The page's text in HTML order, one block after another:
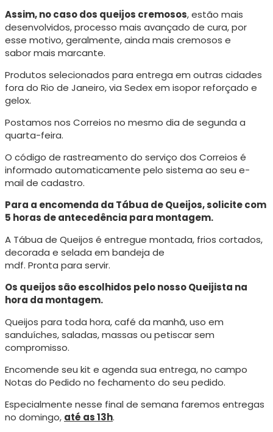
Assim, no caso dos queijos cremosos, estão mais
desenvolvidos, processo mais avançado de cura, por
esse motivo, geralmente, ainda mais cremosos e
sabor mais marcante.
Produtos selecionados para entrega em outras cidades
fora do Rio de Janeiro, via Sedex em isopor reforçado e
gelox.
Postamos nos Correios no mesmo dia de segunda a
quarta-feira.
O código de rastreamento do serviço dos Correios é
informado automaticamente pelo sistema ao seu e-
mail de cadastro.
Para a encomenda da Tábua de Queijos, solicite com
5 horas de antecedência para montagem.
A Tábua de Queijos é entregue montada, frios cortados,
decorada e selada em bandeja de
mdf. Pronta para servir.
Os queijos são escolhidos pelo nosso Queijista na
hora da montagem.
Queijos para toda hora, café da manhã, uso em
sanduíches, saladas, massas ou petiscar sem
compromisso.
Encomende seu kit e agenda sua entrega, no campo
Notas do Pedido no fechamento do seu pedido.
Especialmente nesse final de semana faremos entregas
no domingo, até as 13h.